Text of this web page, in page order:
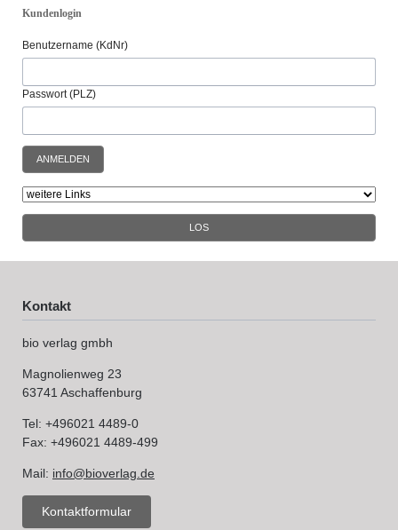
Kundenlogin
Benutzername (KdNr)
Passwort (PLZ)
ANMELDEN
LOS
Kontakt
bio verlag gmbh
Magnolienweg 23
63741 Aschaffenburg
Tel: +496021 4489-0
Fax: +496021 4489-499
Mail: info@bioverlag.de
Kontaktformular